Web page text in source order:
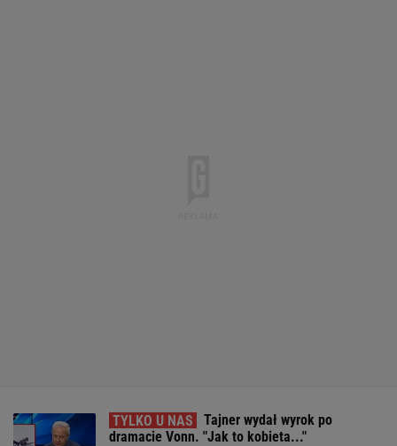
Tajner wydał wyrok po
dramacie Vonn. "Jak to kobieta..."